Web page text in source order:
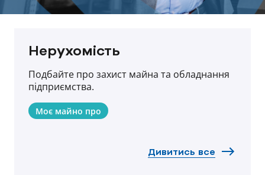
Нерухомість
Подбайте про захист майна та обладнання
підприємства.
Моє майно про
Дивитись все